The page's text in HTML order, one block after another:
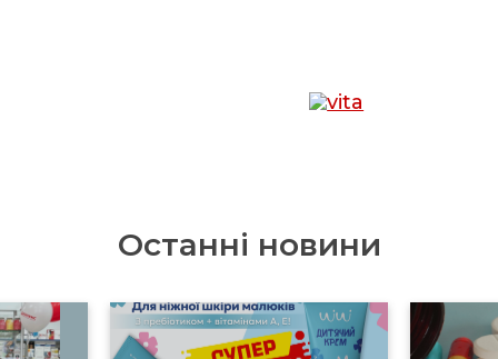
Останні новини